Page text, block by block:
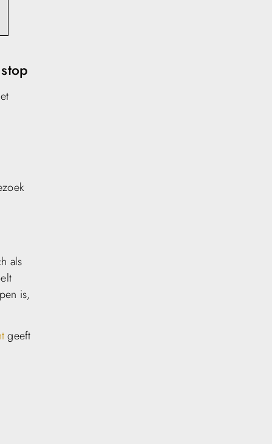
als
is,
geeft